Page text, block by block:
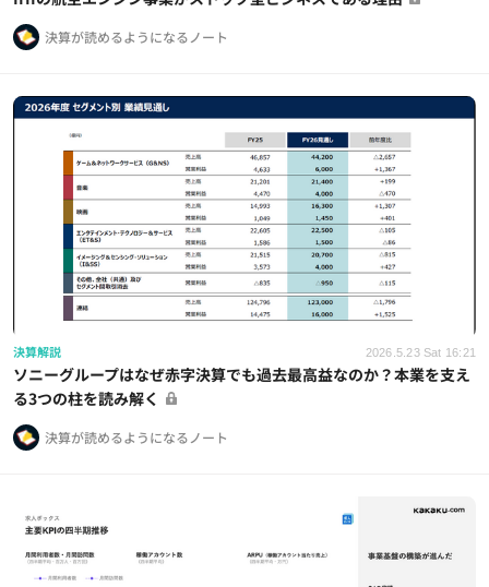
決算が読めるようになるノート
決算解説 2026.5.23 Sat 16:21
ソニーグループはなぜ赤字決算でも過去最高益なのか？本業を支え
る3つの柱を読み解く
決算が読めるようになるノート